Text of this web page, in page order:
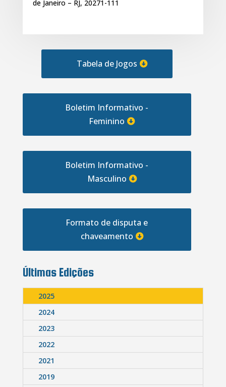
de Janeiro – RJ, 20271-111
Tabela de Jogos
Boletim Informativo -
Feminino
Boletim Informativo -
Masculino
Formato de disputa e
chaveamento
Últimas Edições
2025
2024
2023
2022
2021
2019